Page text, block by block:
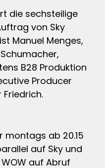
die sechsteilige
von Sky
Manuel Menges,
B28 Produktion
Producer
Friedrich.
montags ab 20.15
auf Sky und
auf Abruf